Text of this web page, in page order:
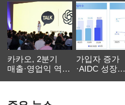
카카오, 2분기
매출·영업익 역대
가입자 증가
·AIDC 성장…